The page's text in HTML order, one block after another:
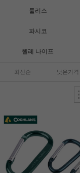
툴리스
파시코
헬레 나이프
최신순 낮은가격